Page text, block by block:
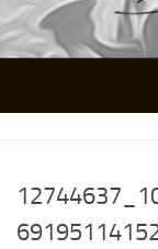
Quienes somos